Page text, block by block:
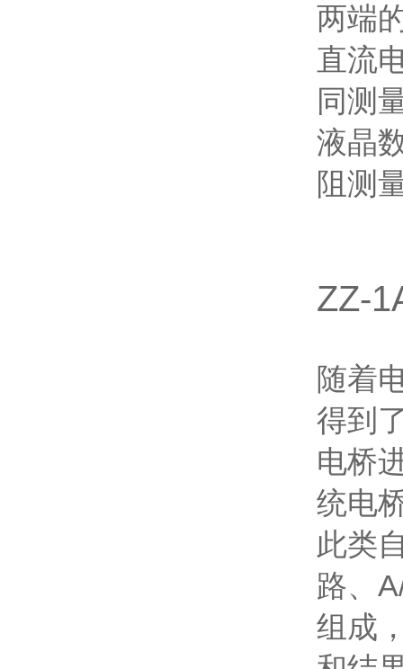
两端
直流
同测
液晶
阻测
ZZ-
随着
得到
电桥
统电
此类
路、
组成